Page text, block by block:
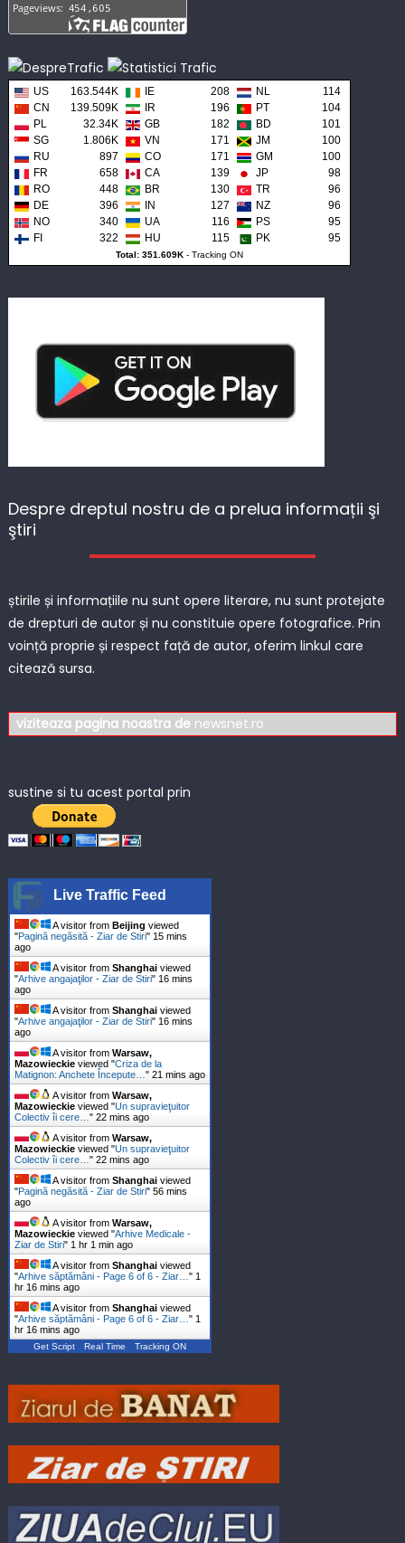
US 163.544K IE 208 NL
114
CN
139.509K IR 196 PT
104
PL
32.34K GB 182 BD
101
SG
1.806K VN 171 JM
100
RU
897 CO 171 GM
100
FR
658 CA 139 JP
98
RO
448 BR 130 TR
96
DE
396 IN 127 NZ
96
NO
340 UA 116 PS
95
FI
322 HU 115 PK 95
Total: 351.609K- Tracking ON
Despre dreptul nostru de a prelua informații şi
ştiri
știrile și informațiile nu sunt opere literare, nu sunt protejate
de drepturi de autor și nu constituie opere fotografice. Prin
voință proprie și respect față de autor, oferim linkul care
citează sursa.
viziteaza pagina noastra de newsnet.ro
sustine si tu acest portal prin
Live Traffic Feed
A visitor from Beijing viewed
"Pagină negăsită - Ziar de Stiri" 15 mins
ago
A visitor from Shanghaiviewed
"Arhive angajaţilor - Ziar de Stiri" 16 mins
ago
A visitor from Shanghaiviewed
"Arhive angajaţilor - Ziar de Stiri" 16 mins
ago
A visitor from Warsaw,
Mazowieckieviewed "Criza de la
Matignon: Anchete Începute… " 21 mins ago
A visitor from Warsaw,
Mazowieckieviewed "Un supravieţuitor
Colectiv îi cere… " 22 mins ago
A visitor from Warsaw,
Mazowieckieviewed "Un supravieţuitor
Colectiv îi cere… " 22 mins ago
A visitor from Shanghaiviewed
"Pagină negăsită - Ziar de Stiri" 56 mins
ago
A visitor from Warsaw,
Mazowieckieviewed "Arhive Medicale -
Ziar de Stiri" 1 hr 1 min ago
A visitor from Shanghaiviewed
"Arhive săptămâni - Page 6 of 6 - Ziar… " 1
hr 16 mins ago
A visitor from Shanghaiviewed
"Arhive săptămâni - Page 6 of 6 - Ziar… " 1
hr 16 mins ago
Get Script Real Time Tracking ON